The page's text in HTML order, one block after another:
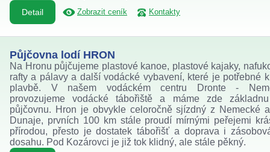
Detail Zobrazit ceník Kontakty
Půjčovna lodí HRON
Na Hronu půjčujeme plastové kanoe, plastové kajaky,
rafty a pálavy a další vodácké vybavení, které je potřebné
plavbě. V našem vodáckém centru Dronte -
provozujeme vodácké tábořiště a máme zde
půjčovnu. Hron je obvykle celoročně sjízdný z Nemecké
Dunaje, prvních 100 km stále proudí mírnými peřejemi
přírodou, přesto je dostatek tábořišť a doprava i
dosahu. Pod Kozárovci je již tok klidný, ale stále pěkný.